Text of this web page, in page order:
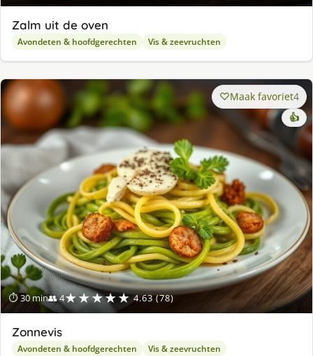
Zalm uit de oven
Avondeten & hoofdgerechten Vis & zeevruchten
⏱ 30 min👥 4★★★★★ 4.63 (78)
Maak favoriet4
👍
Zonnevis
Avondeten & hoofdgerechten Vis & zeevruchten